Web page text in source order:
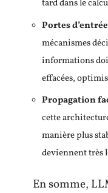
tard dans le
Portes
mécanismes
informations
effacées,
Propagation
cette
manière plus
deviennent très
En somme,